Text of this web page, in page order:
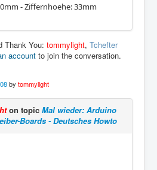
- Ziffernhoehe: 33mm
Thank You: tommylight, Tchefter
account to join the conversation.
by tommylight
on topic Mal wieder: Arduino
Boards - Deutsches Howto